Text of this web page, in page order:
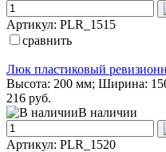
Артикул: PLR_1515
сравнить
Люк пластиковый
Высота: 200 мм; Ширина:
216 руб.
В наличии
Артикул: PLR_1520